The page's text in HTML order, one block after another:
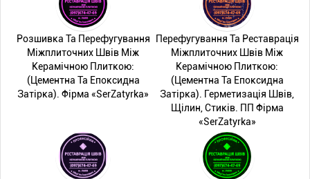
Розшивка Та Перефугування
Міжплиточних Швів Між
Керамічною Плиткою:
(Цементна Та Епоксидна
Затірка). Фірма «SerZatyrka»
Перефугування Та Реставрація
Міжплиточних Швів Між
Керамічною Плиткою:
(Цементна Та Епоксидна
Затірка). Герметизація Швів,
Щілин, Стиків. ПП Фірма
«SerZatyrka»